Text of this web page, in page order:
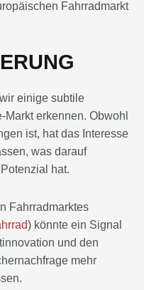
einige subtile
erkennen. Obwohl
ist, hat das Interesse
was darauf
hat.
Fahrradmarktes
) könnte ein Signal
und den
mehr